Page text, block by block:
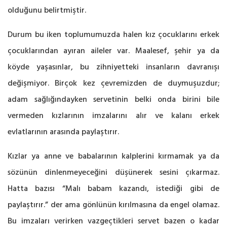
olduğunu belirtmiştir.
Durum bu iken toplumumuzda halen kız çocuklarını erkek
çocuklarından ayıran aileler var. Maalesef, şehir ya da
köyde yaşasınlar, bu zihniyetteki insanların davranışı
değişmiyor. Birçok kez çevremizden de duymuşuzdur;
adam sağlığındayken servetinin belki onda birini bile
vermeden kızlarının imzalarını alır ve kalanı erkek
evlatlarının arasında paylaştırır.
Kızlar ya anne ve babalarının kalplerini kırmamak ya da
sözünün dinlenmeyeceğini düşünerek sesini çıkarmaz.
Hatta bazısı “Malı babam kazandı, istediği gibi de
paylaştırır.” der ama gönlünün kırılmasına da engel olamaz.
Bu imzaları verirken vazgeçtikleri servet bazen o kadar